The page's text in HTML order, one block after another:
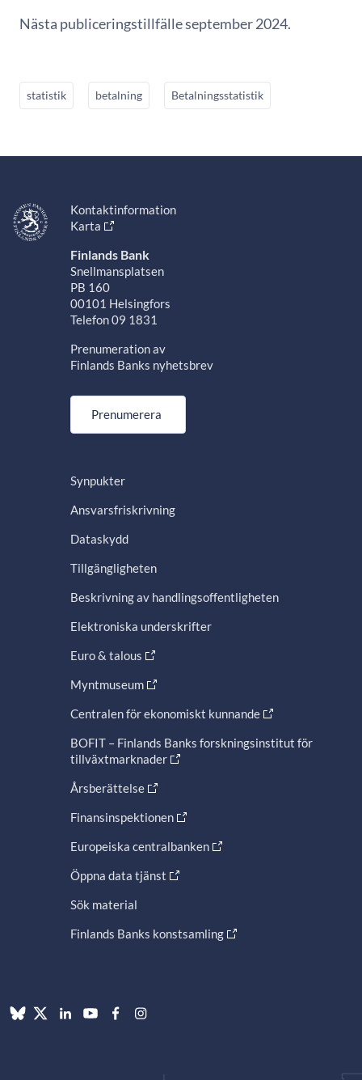
Nästa publiceringstillfälle september 2024.
statistik betalning Betalningsstatistik
Kontaktinformation
Karta
Finlands Bank
Snellmansplatsen
PB 160
00101 Helsingfors
Telefon 09 1831
Prenumeration av
Finlands Banks nyhetsbrev
Prenumerera
Synpukter
Ansvarsfriskrivning
Dataskydd
Tillgängligheten
Beskrivning av handlingsoffentligheten
Elektroniska underskrifter
Euro & talous
Myntmuseum
Centralen för ekonomiskt kunnande
BOFIT – Finlands Banks forskningsinstitut för
tillväxtmarknader
Årsberättelse
Finansinspektionen
Europeiska centralbanken
Öppna data tjänst
Sök material
Finlands Banks konstsamling